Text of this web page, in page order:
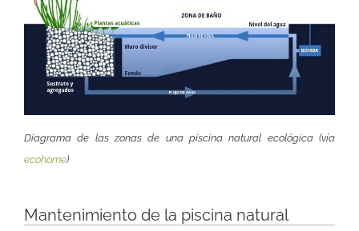
Diagrama de las zonas de una piscina natural ecológica (vía
ecohome)
Mantenimiento de la piscina natural